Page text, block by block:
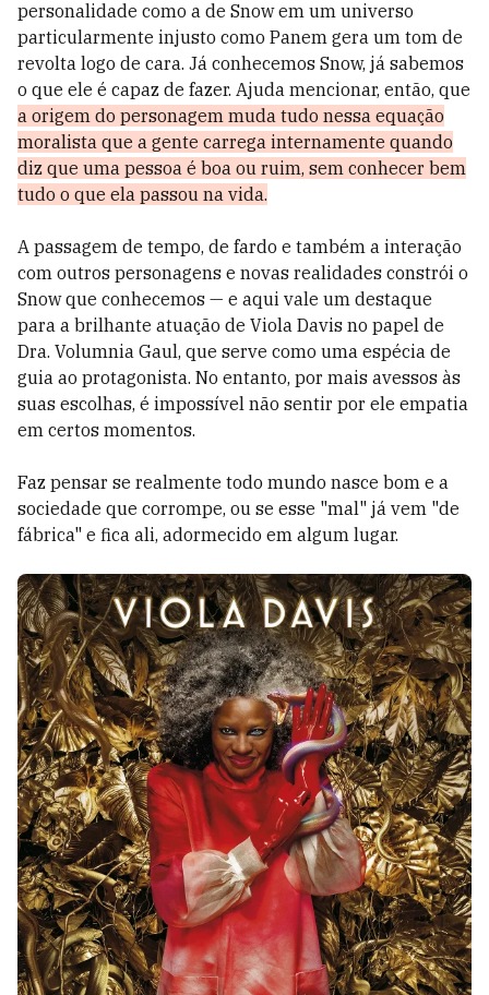
personalidade como a de Snow em um universo
particularmente injusto como Panem gera um tom de
revolta logo de cara. Já conhecemos Snow, já sabemos
o que ele é capaz de fazer. Ajuda mencionar, então, que
a origem do personagem muda tudo nessa equação
moralista que a gente carrega internamente quando
diz que uma pessoa é boa ou ruim, sem conhecer bem
tudo o que ela passou na vida.
A passagem de tempo, de fardo e também a interação
com outros personagens e novas realidades constrói o
Snow que conhecemos — e aqui vale um destaque
para a brilhante atuação de Viola Davis no papel de
Dra. Volumnia Gaul, que serve como uma espécia de
guia ao protagonista. No entanto, por mais avessos às
suas escolhas, é impossível não sentir por ele empatia
em certos momentos.
Faz pensar se realmente todo mundo nasce bom e a
sociedade que corrompe, ou se esse "mal" já vem "de
fábrica" e fica ali, adormecido em algum lugar.